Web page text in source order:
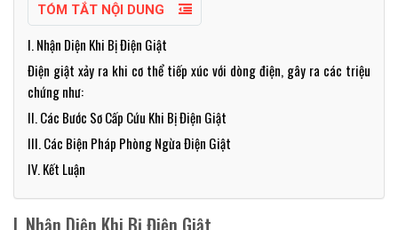
TÓM TẮT NỘI DUNG
I. Nhận Diện Khi Bị Điện Giật
Điện giật xảy ra khi cơ thể tiếp xúc với dòng điện, gây ra các triệu
chứng như:
II. Các Bước Sơ Cấp Cứu Khi Bị Điện Giật
III. Các Biện Pháp Phòng Ngừa Điện Giật
IV. Kết Luận
I. Nhận Diện Khi Bị Điện Giật